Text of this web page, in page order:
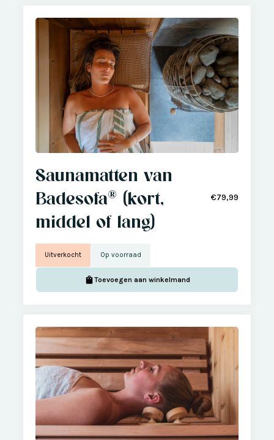
Saunamatten van
Badesofa® (kort,
middel of lang)
€79,99
Uitverkocht Op voorraad
Toevoegen aan winkelmand